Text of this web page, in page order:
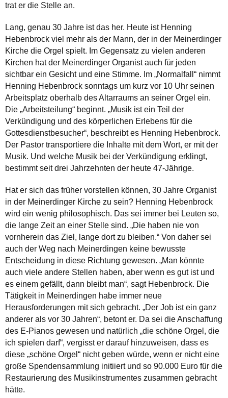
trat er die Stelle an.
Lang, genau 30 Jahre ist das her. Heute ist Henning
Hebenbrock viel mehr als der Mann, der in der Meinerdinger
Kirche die Orgel spielt. Im Gegensatz zu vielen anderen
Kirchen hat der Meinerdinger Organist auch für jeden
sichtbar ein Gesicht und eine Stimme. Im „Normalfall“ nimmt
Henning Hebenbrock sonntags um kurz vor 10 Uhr seinen
Arbeitsplatz oberhalb des Altarraums an seiner Orgel ein.
Die „Arbeitsteilung“ beginnt. „Musik ist ein Teil der
Verkündigung und des körperlichen Erlebens für die
Gottesdienstbesucher“, beschreibt es Henning Hebenbrock.
Der Pastor transportiere die Inhalte mit dem Wort, er mit der
Musik. Und welche Musik bei der Verkündigung erklingt,
bestimmt seit drei Jahrzehnten der heute 47-Jährige.
Hat er sich das früher vorstellen können, 30 Jahre Organist
in der Meinerdinger Kirche zu sein? Henning Hebenbrock
wird ein wenig philosophisch. Das sei immer bei Leuten so,
die lange Zeit an einer Stelle sind. „Die haben nie von
vornherein das Ziel, lange dort zu bleiben.“ Von daher sei
auch der Weg nach Meinerdingen keine bewusste
Entscheidung in diese Richtung gewesen. „Man könnte
auch viele andere Stellen haben, aber wenn es gut ist und
es einem gefällt, dann bleibt man“, sagt Hebenbrock. Die
Tätigkeit in Meinerdingen habe immer neue
Herausforderungen mit sich gebracht. „Der Job ist ein ganz
anderer als vor 30 Jahren“, betont er. Da sei die Anschaffung
des E-Pianos gewesen und natürlich „die schöne Orgel, die
ich spielen darf“, vergisst er darauf hinzuweisen, dass es
diese „schöne Orgel“ nicht geben würde, wenn er nicht eine
große Spendensammlung initiiert und so 90.000 Euro für die
Restaurierung des Musikinstrumentes zusammen gebracht
hätte.